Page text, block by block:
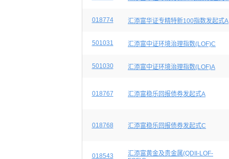
018774 汇添富华证专精特新100指数发起式A
501031 汇添富中证环境治理指数(LOF)C
501030 汇添富中证环境治理指数(LOF)A
018767 汇添富稳乐回报债券发起式A
018768 汇添富稳乐回报债券发起式C
018543
汇添富黄金及贵金属(QDII-LOF-